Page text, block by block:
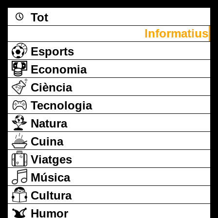
Tot
Informatius
Esports
Economia
Ciència
Tecnologia
Natura
Cuina
Viatges
Música
Cultura
Humor